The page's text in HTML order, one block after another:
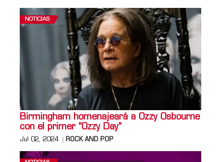
NOTICIAS
Birmingham homenajeará a Ozzy Osbourne
con el primer "Ozzy Day"
Jul 02, 2024 ROCK AND POP